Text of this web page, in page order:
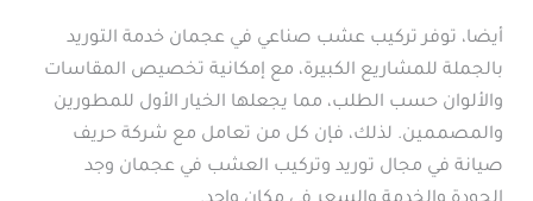
أيضا، توفر تركيب عشب صناعي في عجمان خدمة التوريد
بالجملة للمشاريع الكبيرة، مع إمكانية تخصيص المقاسات
والألوان حسب الطلب، مما يجعلها الخيار الأول للمطورين
والمصممين. لذلك، فإن كل من تعامل مع شركة حريف
صيانة في مجال توريد وتركيب العشب في عجمان وجد